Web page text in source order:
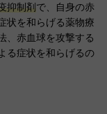
抑制剤で、自身の赤
状を和らげる薬物療
、赤血球を攻撃する
る症状を和らげるの